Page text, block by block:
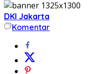
DKI Jakarta
Komentar